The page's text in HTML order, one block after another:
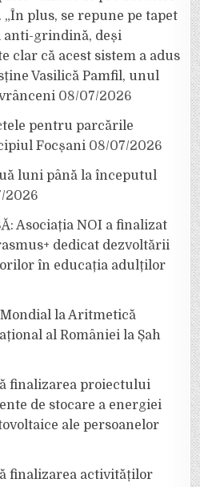
plus, se repune pe tapet
anti-grindină, deși
clar că acest sistem a adus
Vasilică Pamfil, unul
08/07/2026
pentru parcările
Focșani 08/07/2026
luni până la începutul
2026
Asociația NOI a finalizat
dedicat dezvoltării
în educația adulților
la Aritmetică
al României la Șah
finalizarea proiectului
de stocare a energiei
ale persoanelor
finalizarea activităților